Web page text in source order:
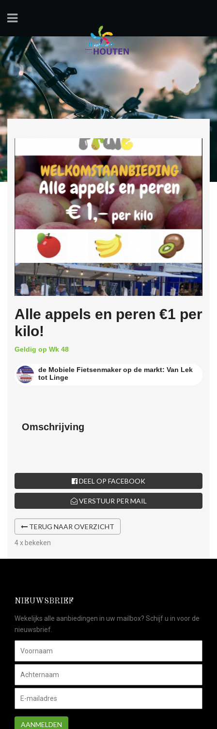
Alle appels en peren €1 per
kilo!
Geldig op Wk 48
de Mobiele Fietsenmaker op de markt: Van Lek
tot Linge
Omschrijving
DEEL OP FACEBOOK
VERSTUUR PER MAIL
TERUG NAAR OVERZICHT
4 x bekeken
NIEUWSBRIEF
Wekelijks alle aanbiedingen in uw mailbox? Schijf u in voor de
nieuwsbrief.
AANMELDEN